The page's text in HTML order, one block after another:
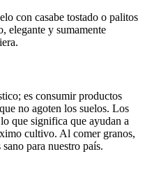
con casabe tostado o palitos
elegante y sumamente
es consumir productos
no agoten los suelos. Los
que significa que ayudan a
cultivo. Al comer granos,
para nuestro país.